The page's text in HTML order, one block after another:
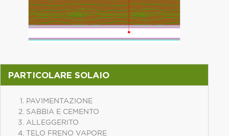
PARTICOLARE SOLAIO
PAVIMENTAZIONE
SABBIA E CEMENTO
ALLEGGERITO
TELO FRENO VAPORE